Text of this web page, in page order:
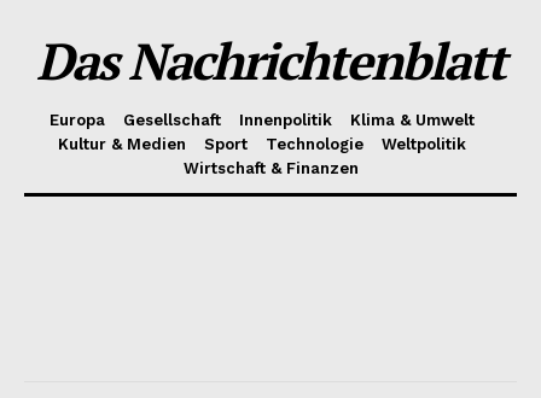
Das Nachrichtenblatt
Europa Gesellschaft Innenpolitik
Klima & Umwelt
Kultur & Medien
Sport Technologie
Weltpolitik
Wirtschaft & Finanzen